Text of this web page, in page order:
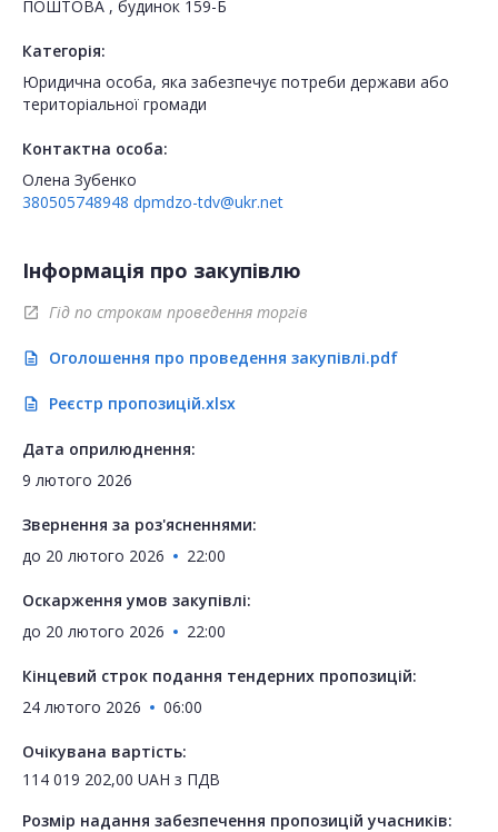
ПОШТОВА , будинок 159-Б
Категорія:
Юридична особа, яка забезпечує потреби держави або
територіальної громади
Контактна особа:
Олена Зубенко
380505748948 dpmdzo-tdv@ukr.net
Інформація про закупівлю
open_in_new Гід по строкам проведення торгів
description Оголошення про проведення закупівлі.pdf
description Реєстр пропозицій.xlsx
Дата оприлюднення:
9 лютого 2026
Звернення за роз'ясненнями:
до 20 лютого 2026 22:00
Оскарження умов закупівлі:
до 20 лютого 2026 22:00
Кінцевий строк подання тендерних пропозицій:
24 лютого 2026
06:00
Очікувана вартість:
114 019 202,00 UAH з ПДВ
Розмір надання забезпечення пропозицій учасників: